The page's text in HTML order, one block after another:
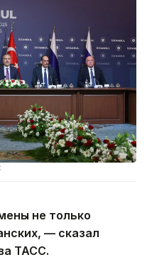
не только
— сказал
ТАСС.